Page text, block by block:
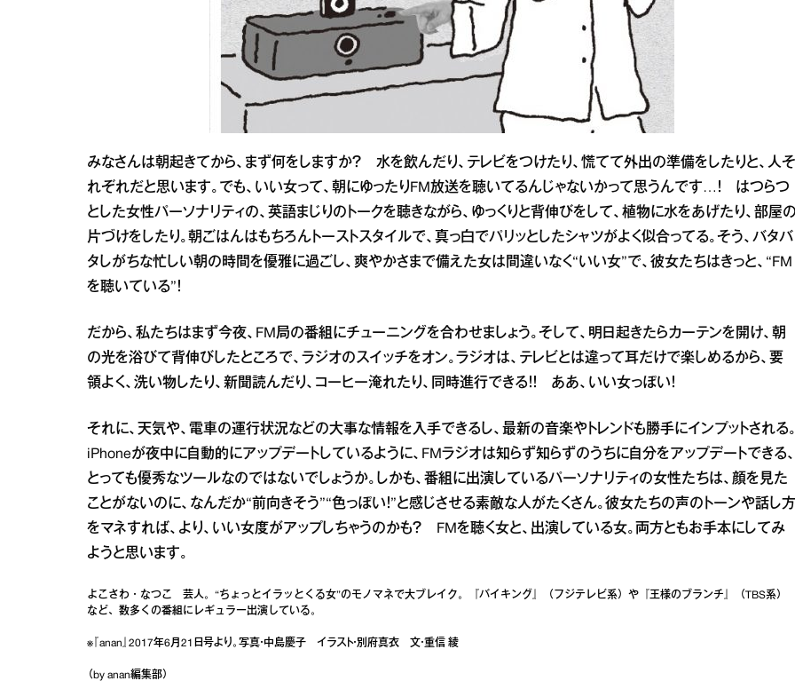
みなさんは朝起きてから、まず何をしますか？ 水を飲んだり、テレビをつけたり、慌てて外出の準備をしたりと、人そ
れぞれだと思います。でも、いい女って、朝にゆったりFM放送を聴いてるんじゃないかって思うんです…！ はつらつ
とした女性パーソナリティの、英語まじりのトークを聴きながら、ゆっくりと背伸びをして、植物に水をあげたり、部屋
片づけをしたり。朝ごはんはもちろんトーストスタイルで、真っ白でパリッとしたシャツがよく似合ってる。そう、バタバ
タしがちな忙しい朝の時間を優雅に過ごし、爽やかさまで備えた女は間違いなく“いい女”で、彼女たちはきっと、“FM
を聴いている”！
だから、私たちはまず今夜、FM局の番組にチューニングを合わせましょう。そして、明日起きたらカーテンを開け、朝
の光を浴びて背伸びしたところで、ラジオのスイッチをオン。ラジオは、テレビとは違って耳だけで楽しめるから、要
領よく、洗い物したり、新聞読んだり、コーヒー淹れたり、同時進行できる！！ ああ、いい女っぽい！
それに、天気や、電車の運行状況などの大事な情報を入手できるし、最新の音楽やトレンドも勝手にインプットされる
iPhoneが夜中に自動的にアップデートしているように、FMラジオは知らず知らずのうちに自分をアップデートできる、
とっても優秀なツールなのではないでしょうか。しかも、番組に出演しているパーソナリティの女性たちは、顔を見た
ことがないのに、なんだか“前向きそう”“色っぽい！”と感じさせる素敵な人がたくさん。彼女たちの声のトーンや話し方
をマネすれば、より、いい女度がアップしちゃうのかも？ FMを聴く女と、出演している女。両方ともお手本にしてみ
ようと思います。
よこさわ・なつこ 芸人。“ちょっとイラッとくる女”のモノマネで大ブレイク。『バイキング』（フジテレビ系）や『王様のブランチ』（TBS系）
など、数多くの番組にレギュラー出演している。
※『anan』2017年6月21日号より。写真・中島慶子 イラスト・別府真衣 文・重信 綾
（by anan編集部）